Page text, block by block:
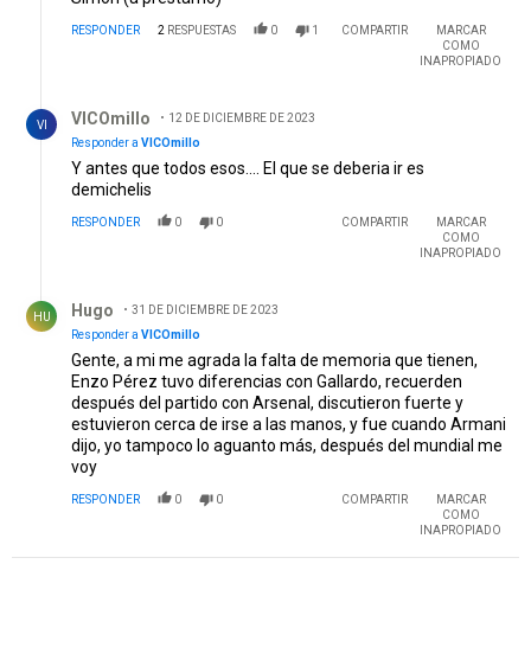
RESPONDER 2 RESPUESTAS 0 1 COMPARTIR
MARCAR
COMO
INAPROPIADO
VI VICOmillo
12 DE DICIEMBRE DE 2023
Responder a VICOmillo
Y antes que todos esos.... El que se deberia ir es
demichelis
RESPONDER 0 0 COMPARTIR
MARCAR
COMO
INAPROPIADO
HU Hugo
31 DE DICIEMBRE DE 2023
Responder a VICOmillo
Gente, a mi me agrada la falta de memoria que tienen,
Enzo Pérez tuvo diferencias con Gallardo, recuerden
después del partido con Arsenal, discutieron fuerte y
estuvieron cerca de irse a las manos, y fue cuando Armani
dijo, yo tampoco lo aguanto más, después del mundial me
voy
RESPONDER 0 0 COMPARTIR
MARCAR
COMO
INAPROPIADO